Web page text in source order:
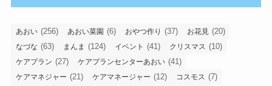
あおい (256) あおい菜園 (6) おやつ作り (37) お花見 (20)
なづな (63) まんま (124) イベント (41) クリスマス (10)
ケアプラン (27) ケアプランセンターあおい (41)
ケアマネジャー (21) ケアマネージャー (12) コスモス (7)